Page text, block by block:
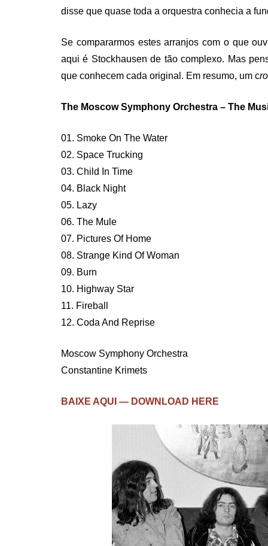
disse que quase toda a orquestra conhecia a
Se compararmos estes arranjos com o que
aqui é Stockhausen de tão complexo. Mas
que conhecem cada original. Em resumo, um c
The Moscow Symphony Orchestra – The
01. Smoke On The Water
02. Space Trucking
03. Child In Time
04. Black Night
05. Lazy
06. The Mule
07. Pictures Of Home
08. Strange Kind Of Woman
09. Burn
10. Highway Star
11. Fireball
12. Coda And Reprise
Moscow Symphony Orchestra
Constantine Krimets
BAIXE AQUI — DOWNLOAD HERE